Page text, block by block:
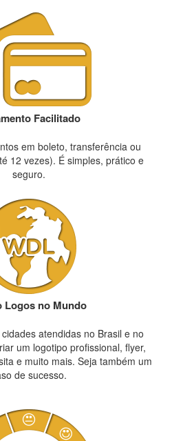
Facilitado
em boleto, transferência ou
12 vezes). É simples, prático e
seguro.
Logos no Mundo
atendidas no Brasil e no
um logotipo profissional, flyer,
e muito mais. Seja também um
de sucesso.